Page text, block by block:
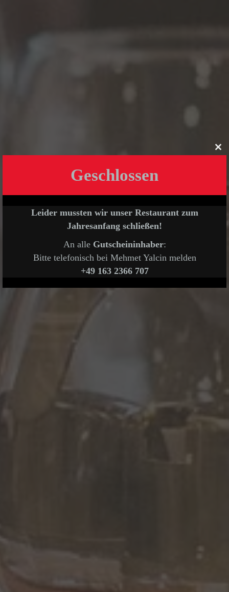
Geschlossen
Leider mussten wir unser Restaurant zum
Jahresanfang schließen!
An alle Gutscheininhaber:
Bitte telefonisch bei Mehmet Yalcin melden
+49 163 2366 707